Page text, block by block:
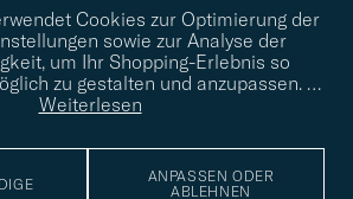
Cookies zur Optimierung der
sowie zur Analyse der
um Ihr Shopping-Erlebnis so
zu gestalten und anzupassen. …
Weiterlesen
ANPASSEN ODER
ABLEHNEN
der Suche nach Ihrem persönlichen Stil?
wir helfen Ihnen gerne weiter!